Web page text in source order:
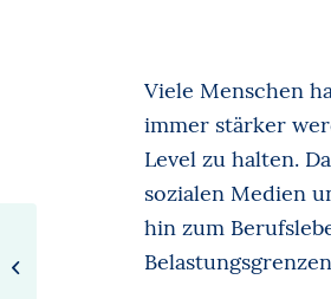
Viele Menschen
immer stärker
Level zu halten.
sozialen Medien
hin zum
Schlafstörun­gen